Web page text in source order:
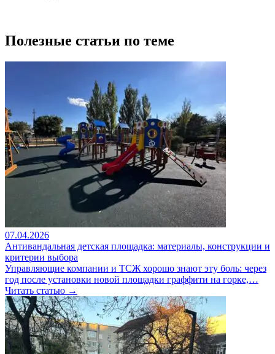
Полезные статьи по теме
07.04.2026
Антивандальная детская площадка: материалы, конструкции и
критерии выбора
Управляющие компании и ТСЖ хорошо знают эту боль: через
год после установки новой площадки граффити на горке,…
Читать статью →